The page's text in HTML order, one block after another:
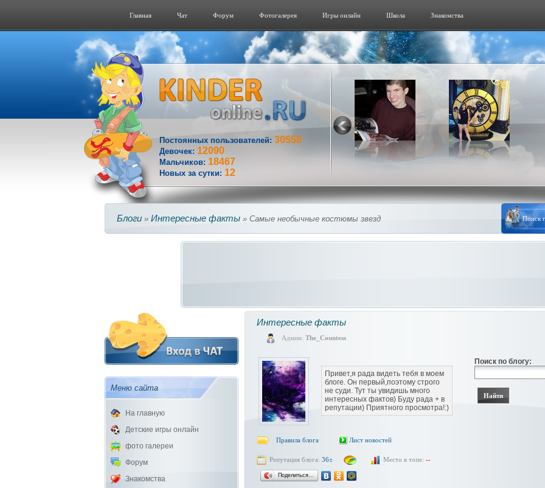
Главная Чат Форум Фотогалерeя Игры онлайн Школа Знакомства
Постоянных пользователей: 30558
Девочек: 12090
Мальчиков: 18467
Новых за сутки: 12
Блоги » Интересные факты » Самые необычные костюмы звезд
Меню сайта
На главную
Детские игры онлайн
фото галереи
Форум
Знакомства
Интересные факты
Админ: The_Countess
Привет,я рада видеть тебя в моем
блоге. Он первый,поэтому строго
не суди. Тут ты увидишь много
интересных фактов) Буду рада + в
репутации) Приятного просмотра!:)
Поиск по блогу:
Правила блога Лист новостей
Репутация блога: 36± Место в топе: --
Поделиться…